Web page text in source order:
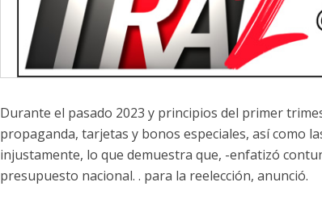
Durante el pasado 2023 y principios del primer
propaganda, tarjetas y bonos especiales, así como
injustamente, lo que demuestra que, -enfatizó
presupuesto nacional. . para la reelección, anunció.